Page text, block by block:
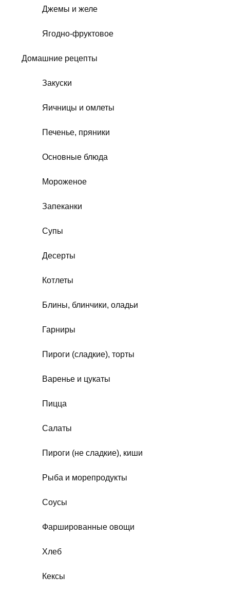
Джемы и желе
Ягодно-фруктовое
Домашние рецепты
Закуски
Яичницы и омлеты
Печенье, пряники
Основные блюда
Мороженое
Запеканки
Супы
Десерты
Котлеты
Блины, блинчики, оладьи
Гарниры
Пироги (сладкие), торты
Варенье и цукаты
Пицца
Салаты
Пироги (не сладкие), киши
Рыба и морепродукты
Соусы
Фаршированные овощи
Хлеб
Кексы